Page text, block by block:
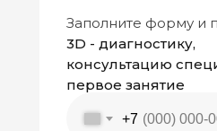
Заполните форму и
3D - диагностику,
консультацию
первое занятие
+7